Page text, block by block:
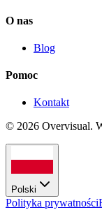
O nas
Blog
Pomoc
Kontakt
© 2026 Overvisual.
Polski
Polityka prywatności